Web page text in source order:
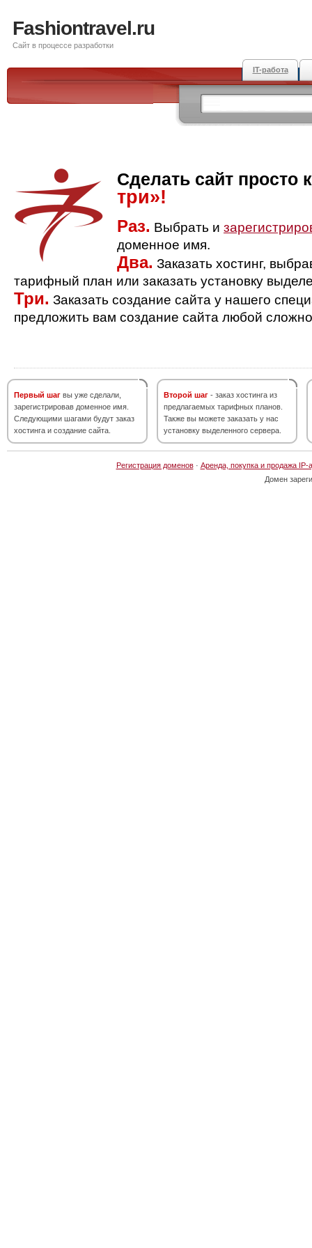
Fashiontravel.ru
Сайт в процессе разработки
IT-работа
Сделать сайт просто
три»!
Раз. Выбрать и
доменное имя.
Два. Заказать хостинг,
тарифный план или заказать установку
Три. Заказать создание сайта у нашего
предложить вам создание сайта любой
Первый шаг вы уже сделали,
зарегистрировав доменное имя.
Следующими шагами будут заказ
хостинга и создание сайта.
Второй шаг - заказ хостинга из
предлагаемых тарифных планов.
Также вы можете заказать у нас
установку выделенного сервера.
Регистрация доменов· Аренда, покупка и продажа IP-
Домен